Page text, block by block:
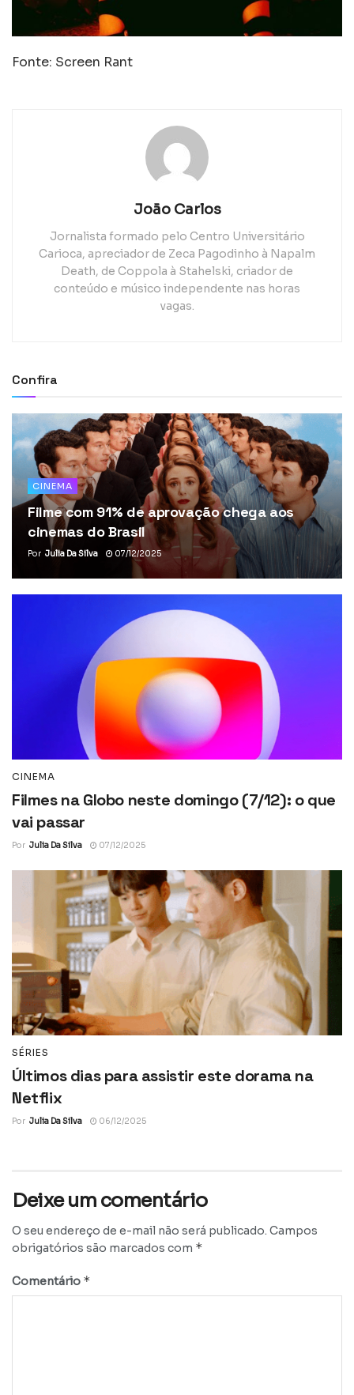
Fonte: Screen Rant
João Carlos
Jornalista formado pelo Centro Universitário
Carioca, apreciador de Zeca Pagodinho à Napalm
Death, de Coppola à Stahelski, criador de
conteúdo e músico independente nas horas
vagas.
Confira
CINEMA
Filme com 91% de aprovação chega aos
cinemas do Brasil
Por Julia Da Silva 07/12/2025
CINEMA
Filmes na Globo neste domingo (7/12): o que
vai passar
Por Julia Da Silva 07/12/2025
SÉRIES
Últimos dias para assistir este dorama na
Netflix
Por Julia Da Silva 06/12/2025
Deixe um comentário
O seu endereço de e-mail não será publicado. Campos
obrigatórios são marcados com *
Comentário *